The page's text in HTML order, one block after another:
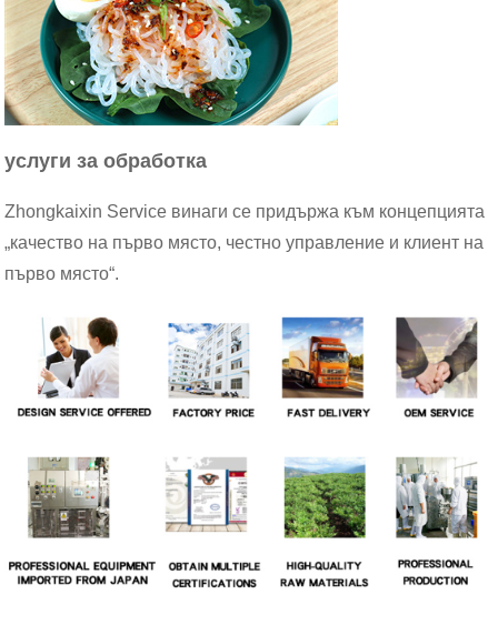
услуги за обработка
Zhongkaixin Service винаги се придържа към концепцията
„качество на първо място, честно управление и клиент на
първо място“.